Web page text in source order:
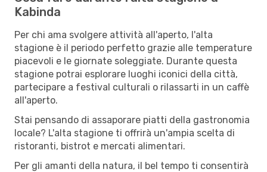
Kabinda
Per chi ama svolgere attività all'aperto, l'alta
stagione è il periodo perfetto grazie alle temperature
piacevoli e le giornate soleggiate. Durante questa
stagione potrai esplorare luoghi iconici della città,
partecipare a festival culturali o rilassarti in un caffè
all'aperto.
Stai pensando di assaporare piatti della gastronomia
locale? L'alta stagione ti offrirà un'ampia scelta di
ristoranti, bistrot e mercati alimentari.
Per gli amanti della natura, il bel tempo ti consentirà